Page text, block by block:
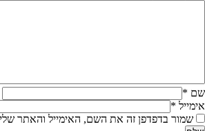
שם *
אימייל *
שמור בדפדפן זה את השם, האימייל והאתר